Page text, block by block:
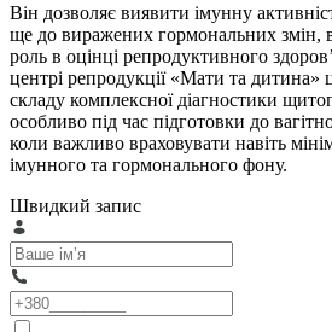
Він дозволяє виявити імунну
ще до виражених гормональних змін,
роль в оцінці репродуктивного
центрі репродукції «Мати та дитина»
складу комплексної діагностики
особливо під час підготовки до
коли важливо враховувати навіть
імунного та гормонального фону.
Швидкий запис